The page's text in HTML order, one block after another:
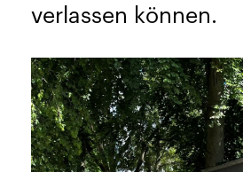
verlassen können.